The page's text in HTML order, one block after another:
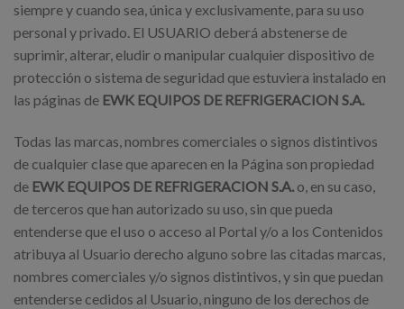
siempre y cuando sea, única y exclusivamente, para su uso
personal y privado. El USUARIO deberá abstenerse de
suprimir, alterar, eludir o manipular cualquier dispositivo de
protección o sistema de seguridad que estuviera instalado en
las páginas de EWK EQUIPOS DE REFRIGERACION S.A.
Todas las marcas, nombres comerciales o signos distintivos
de cualquier clase que aparecen en la Página son propiedad
de EWK EQUIPOS DE REFRIGERACION S.A. o, en su caso,
de terceros que han autorizado su uso, sin que pueda
entenderse que el uso o acceso al Portal y/o a los Contenidos
atribuya al Usuario derecho alguno sobre las citadas marcas,
nombres comerciales y/o signos distintivos, y sin que puedan
entenderse cedidos al Usuario, ninguno de los derechos de